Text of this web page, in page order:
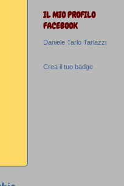
IL MIO PROFILO
FACEBOOK
Daniele Tarlo Tarlazzi
Crea il tuo badge